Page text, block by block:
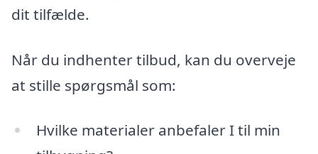
dit tilfælde.
Når du indhenter tilbud, kan du overveje
at stille spørgsmål som:
Hvilke materialer anbefaler I til min